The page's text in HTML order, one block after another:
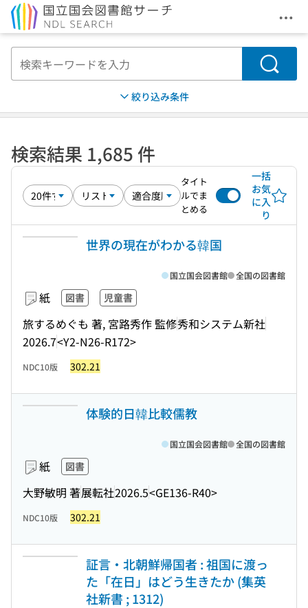
メ
検索
絞り込み条件
検索結果 1,685 件
タイト
ルでま
とめる
一括
お気
に入
り
世界の現在がわかる韓国
紙 図書 児童書
旅するめぐも 著, 宮路秀作 監修秀和システム新社
2026.7<Y2-N26-R172>
国立国会図書館 全国の図書館
NDC10版 302.21
体験的日韓比較儒教
紙 図書
大野敏明 著展転社2026.5<GE136-R40>
国立国会図書館 全国の図書館
NDC10版 302.21
証言・北朝鮮帰国者 : 祖国に渡っ
た「在日」はどう生きたか (集英
社新書 ; 1312)